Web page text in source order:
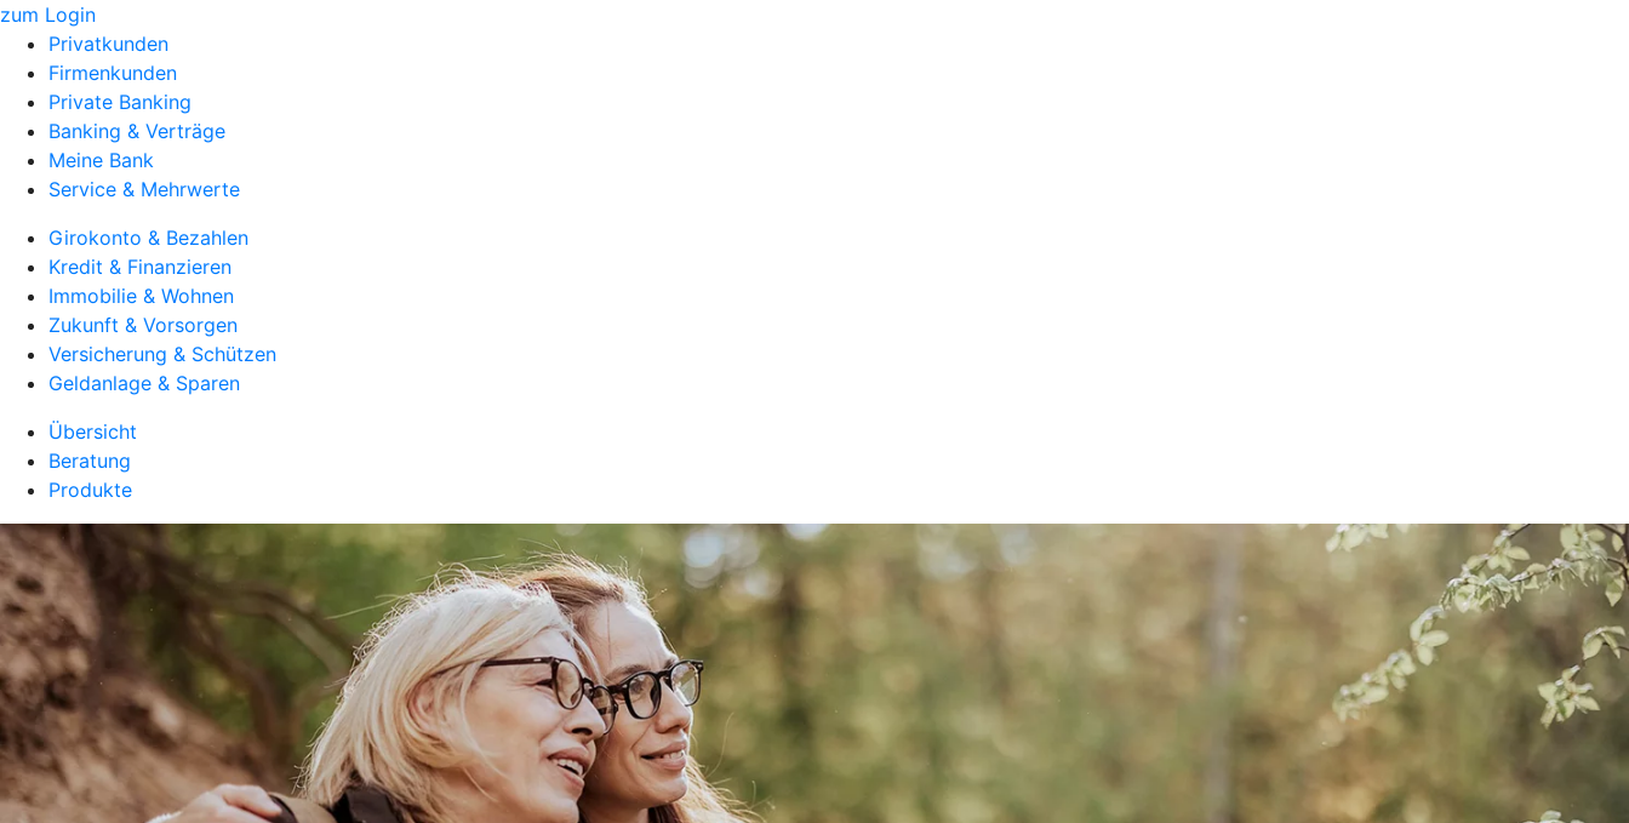
zum Login
Privatkunden
Firmenkunden
Private Banking
Banking & Verträge
Meine Bank
Service & Mehrwerte
Girokonto & Bezahlen
Kredit & Finanzieren
Immobilie & Wohnen
Zukunft & Vorsorgen
Versicherung & Schützen
Geldanlage & Sparen
Übersicht
Beratung
Produkte